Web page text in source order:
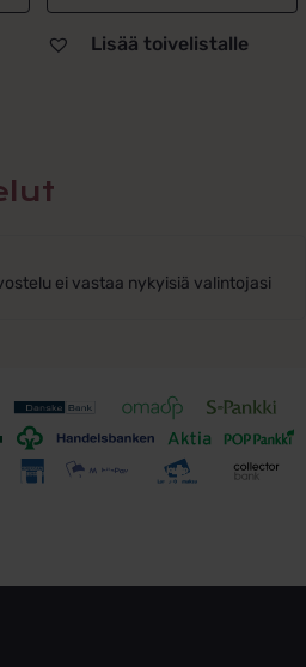
Lisää toivelistalle
ei vastaa nykyisiä valintojasi